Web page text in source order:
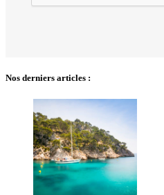
Nos derniers articles :